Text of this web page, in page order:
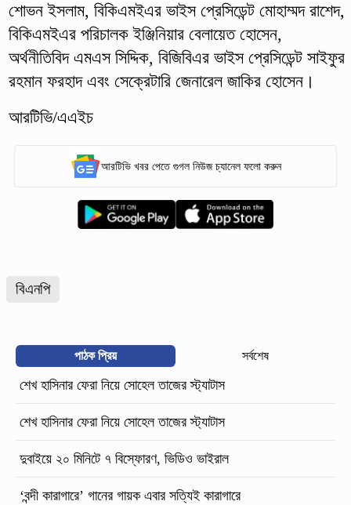
শোভন ইসলাম, বিকিএমইএর ভাইস প্রেসিডেন্ট মোহাম্মদ রাশেদ,
বিকিএমইএর পরিচালক ইঞ্জিনিয়ার বেলায়েত হোসেন,
অর্থনীতিবিদ এমএস সিদ্দিক, বিজিবিএর ভাইস প্রেসিডেন্ট সাইফুর
রহমান ফরহাদ এবং সেক্রেটারি জেনারেল জাকির হোসেন।
আরটিভি/এএইচ
আরটিভি খবর পেতে গুগল নিউজ চ্যানেল ফলো করুন
বিএনপি
পাঠক প্রিয় সর্বশেষ
শেখ হাসিনার ফেরা নিয়ে সোহেল তাজের স্ট্যাটাস
শেখ হাসিনার ফেরা নিয়ে সোহেল তাজের স্ট্যাটাস
দুবাইয়ে ২০ মিনিটে ৭ বিস্ফোরণ, ভিডিও ভাইরাল
‘বন্দী কারাগারে’ গানের গায়ক এবার সত্যিই কারাগারে